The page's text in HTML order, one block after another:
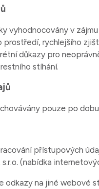
vyhodnocovány v
rychlejšího
důkazy pro
stíhání.
pouze po
přístupových
(nabídka
odkazy na jiné webové